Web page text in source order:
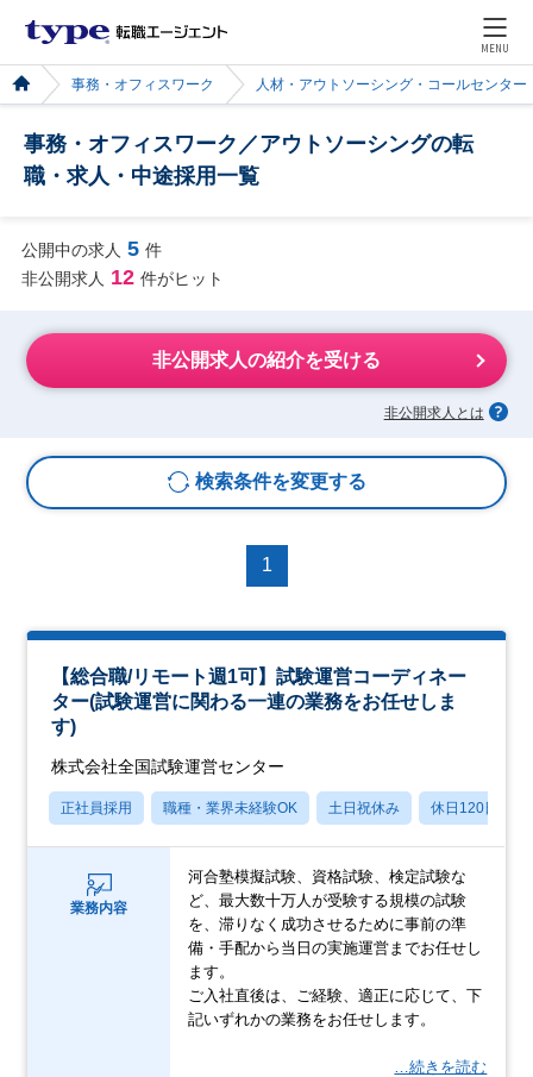
MENU
事務・オフィスワーク 人材・アウトソーシング・コールセンター
事務・オフィスワーク／アウトソーシングの転
職・求人・中途採用一覧
公開中の求人 5 件
非公開求人 12 件がヒット
非公開求人の紹介を受ける
非公開求人とは
検索条件を変更する
1
【総合職/リモート週1可】試験運営コーディネー
ター(試験運営に関わる一連の業務をお任せしま
す)
株式会社全国試験運営センター
正社員採用 職種・業界未経験OK 土日祝休み 休日120日以上
業務内容
河合塾模擬試験、資格試験、検定試験な
ど、最大数十万人が受験する規模の試験
を、滞りなく成功させるために事前の準
備・手配から当日の実施運営までお任せし
ます。
ご入社直後は、ご経験、適正に応じて、下
記いずれかの業務をお任せします。
…続きを読む